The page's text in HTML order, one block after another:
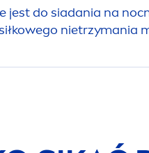
do siadania na
nietrzymania